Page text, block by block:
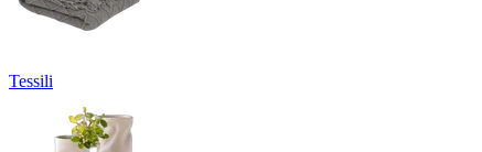
Tessili